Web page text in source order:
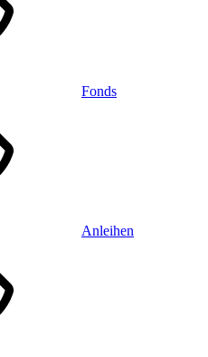
Fonds
Anleihen